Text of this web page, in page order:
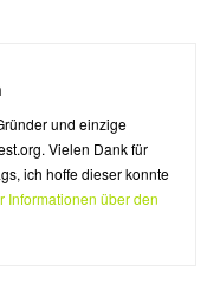
und einzige
Vielen Dank für
ich hoffe dieser konnte
Informationen über den